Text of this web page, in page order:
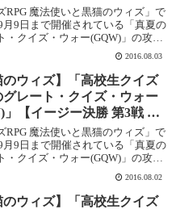
夏の激闘】攻略情報！
RPG 魔法使いと黒猫のウィズ」で
月9日まで開催されている「真夏の
・クイズ・ウォー(GQW)」の攻略
。 ここでは【ノーマル予選 第3戦
夏の激闘】を攻略します。高校生
真夏のグレート・クイズ...
2016.08.03
のウィズ】「高校生クイズ
グレート・クイズ・ウォー
」【イージー決勝 第3戦 コ
スティニー】攻略情報！
RPG 魔法使いと黒猫のウィズ」で
月9日まで開催されている「真夏の
・クイズ・ウォー(GQW)」の攻略
。 ここでは【イージー決勝 第3戦
スティニー】を攻略します。高校
真夏のグレート・クイ...
2016.08.02
のウィズ】「高校生クイズ